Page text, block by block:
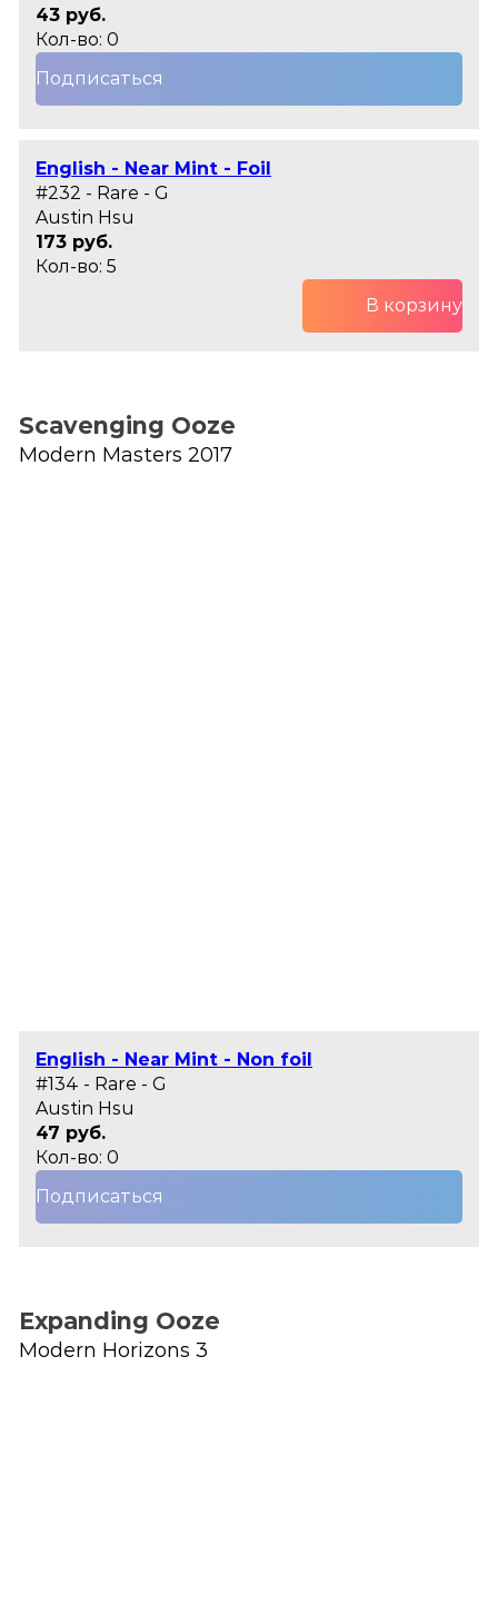
43 руб.
Кол-во: 0
Подписаться
English - Near Mint - Foil
#232 - Rare - G
Austin Hsu
173 руб.
Кол-во: 5
В корзину
Scavenging Ooze
Modern Masters 2017
English - Near Mint - Non foil
#134 - Rare - G
Austin Hsu
47 руб.
Кол-во: 0
Подписаться
Expanding Ooze
Modern Horizons 3